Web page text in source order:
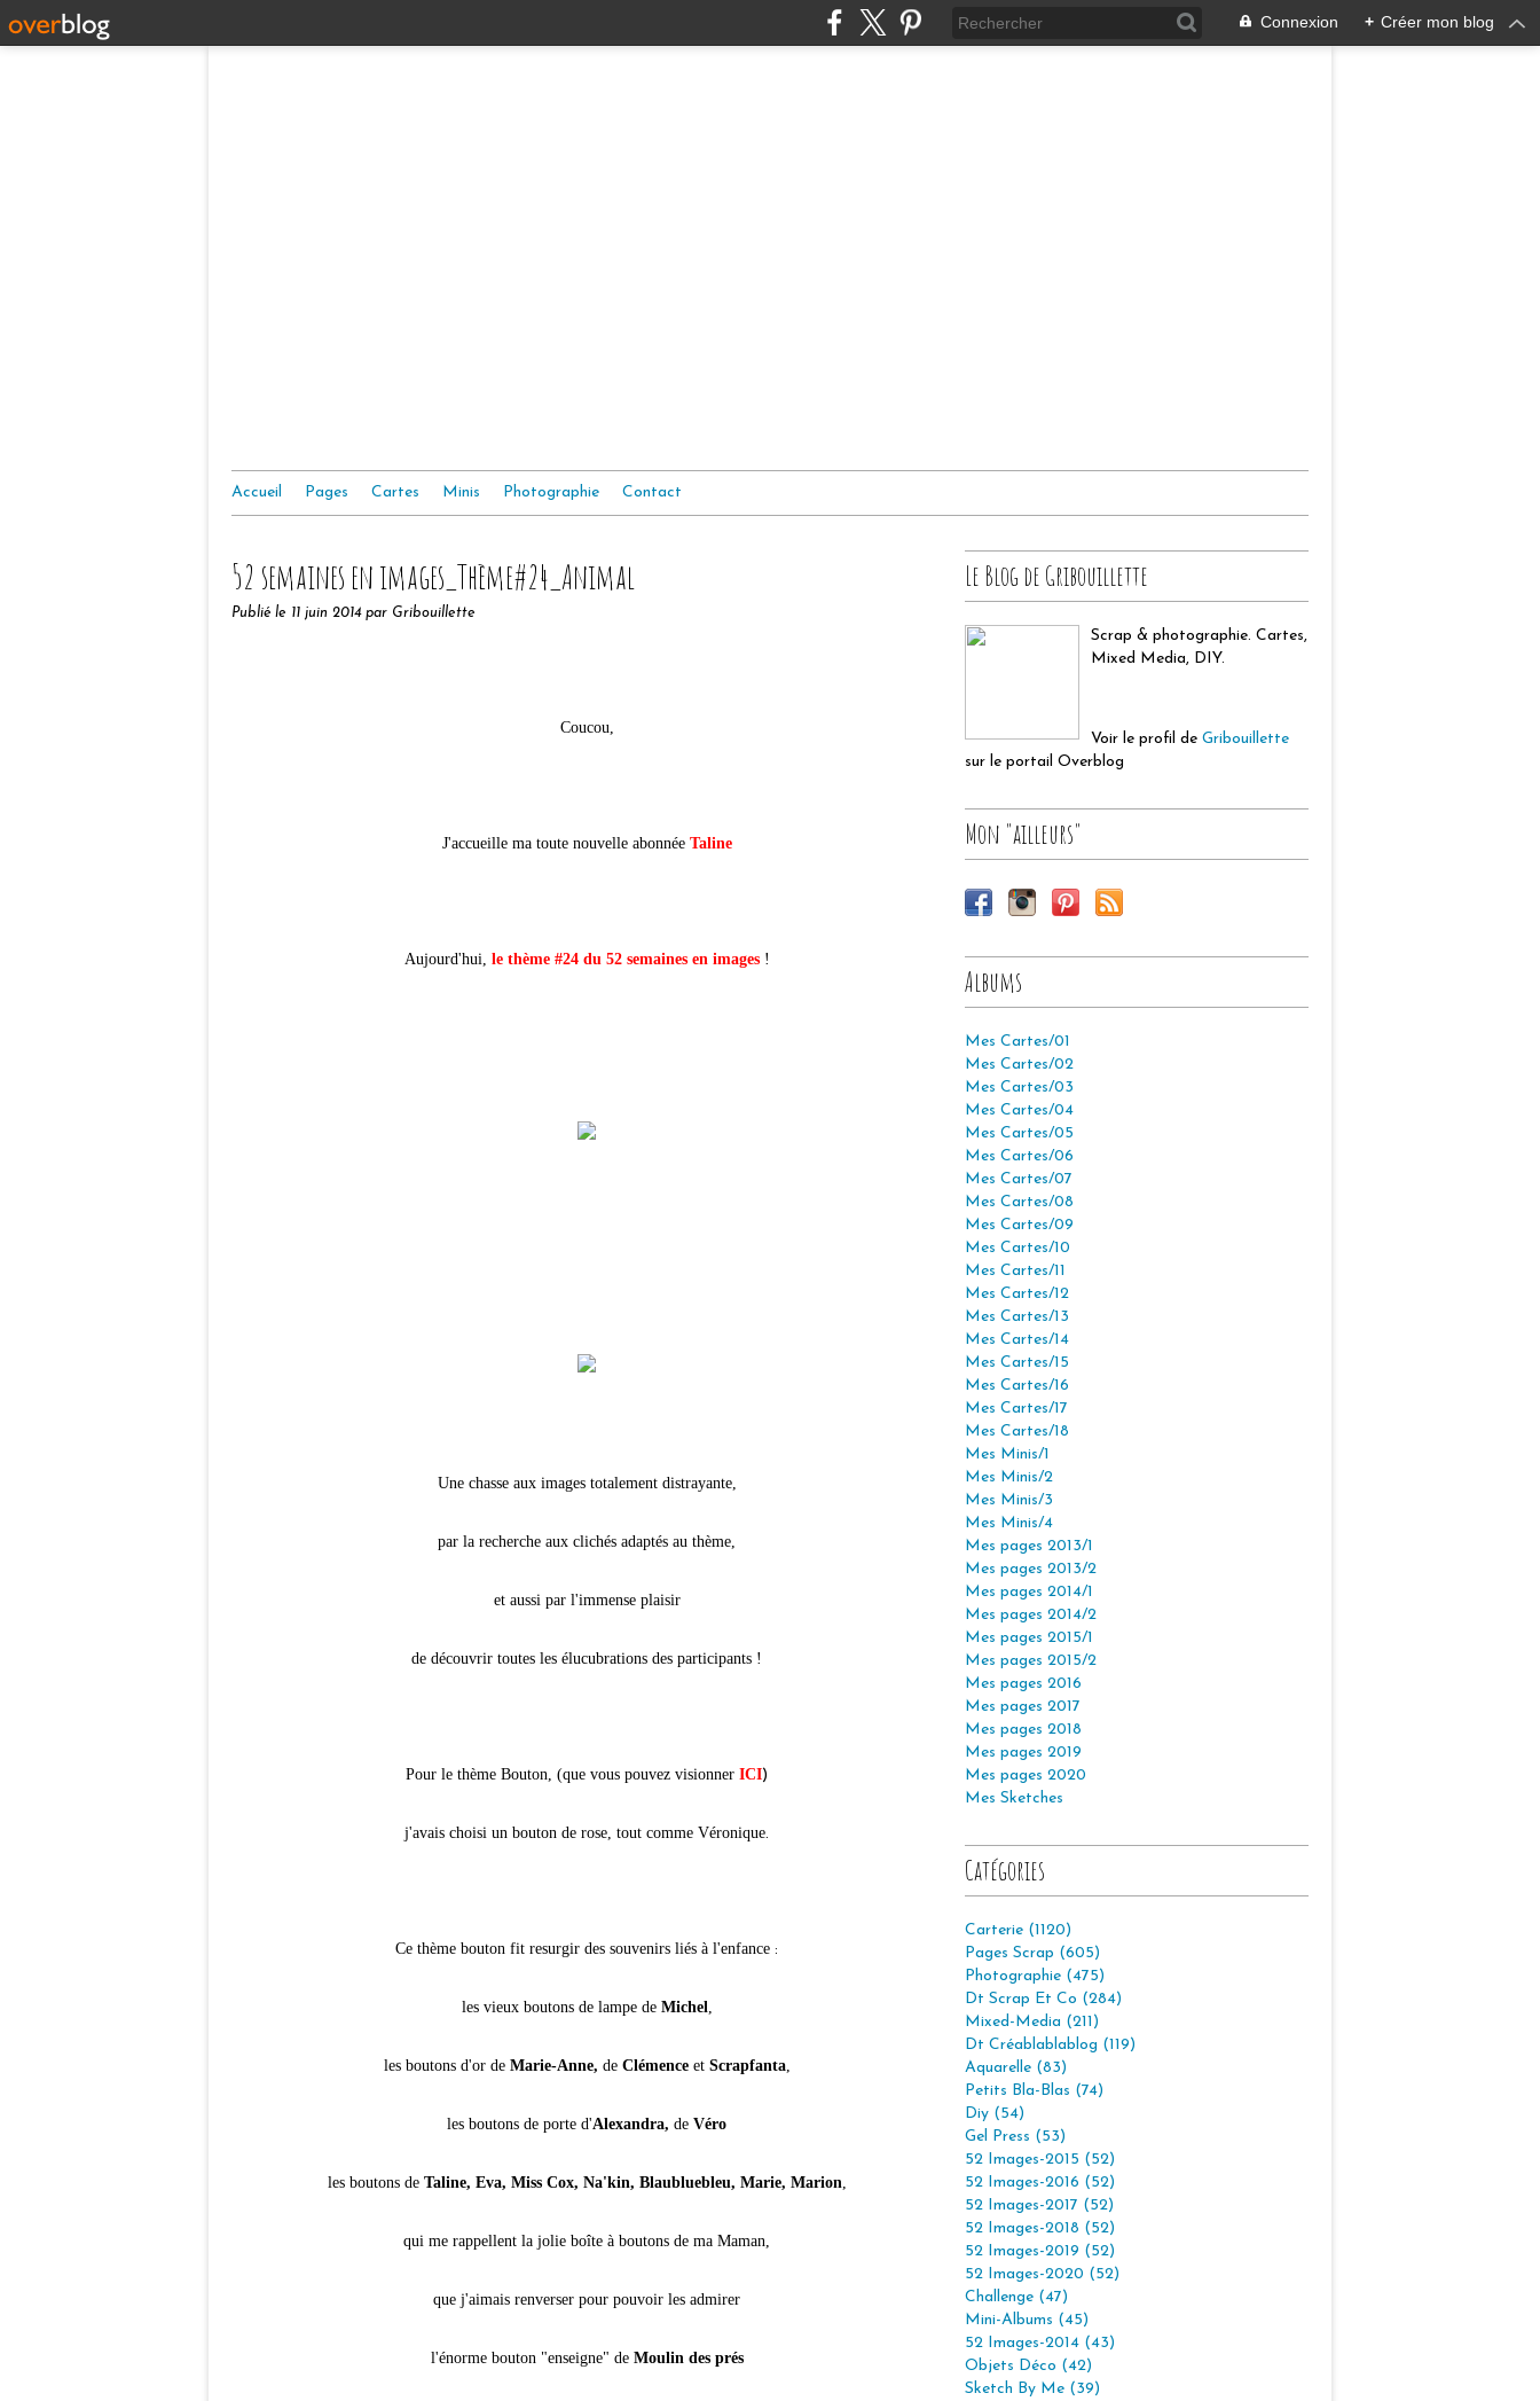
Connexion + Créer mon blog
Accueil Pages Cartes Minis Photographie Contact
52 semaines en images_Thème#24_Animal
Publié le 11 juin 2014 par Gribouillette
Coucou,
J'accueille ma toute nouvelle abonnée Taline
Aujourd'hui, le thème #24 du 52 semaines en images!
Une chasse aux images totalement distrayante,
par la recherche aux clichés adaptés au thème,
et aussi par l'immense plaisir
de découvrir toutes les élucubrations des participants !
Pour le thème Bouton, (que vous pouvez visionner ICI)
j'avais choisi un bouton de rose, tout comme Véronique.
Ce thème bouton fit resurgir des souvenirs liés à l'enfance :
les vieux boutons de lampe de Michel,
les boutons d'or de Marie-Anne, deClémence etScrapfanta,
les boutons de porte d'Alexandra, de Véro
les boutons de Taline, Eva, Miss Cox, Na'kin, Blaubluebleu, Marie, Marion,
qui me rappellent la jolie boîte à boutons de ma Maman,
que j'aimais renverser pour pouvoir les admirer
l'énorme bouton "enseigne" de Moulin des prés
Le Blog de Gribouillette
Scrap & photographie. Cartes,
Mixed Media, DIY.
Voir le profil de Gribouillette
sur le portail Overblog
Mon "ailleurs"
Albums
Mes Cartes/01
Mes Cartes/02
Mes Cartes/03
Mes Cartes/04
Mes Cartes/05
Mes Cartes/06
Mes Cartes/07
Mes Cartes/08
Mes Cartes/09
Mes Cartes/10
Mes Cartes/11
Mes Cartes/12
Mes Cartes/13
Mes Cartes/14
Mes Cartes/15
Mes Cartes/16
Mes Cartes/17
Mes Cartes/18
Mes Minis/1
Mes Minis/2
Mes Minis/3
Mes Minis/4
Mes pages 2013/1
Mes pages 2013/2
Mes pages 2014/1
Mes pages 2014/2
Mes pages 2015/1
Mes pages 2015/2
Mes pages 2016
Mes pages 2017
Mes pages 2018
Mes pages 2019
Mes pages 2020
Mes Sketches
Catégories
Carterie (1120)
Pages Scrap (605)
Photographie (475)
Dt Scrap Et Co (284)
Mixed-Media (211)
Dt Créablablablog (119)
Aquarelle (83)
Petits Bla-Blas (74)
Diy (54)
Gel Press (53)
52 Images-2015 (52)
52 Images-2016 (52)
52 Images-2017 (52)
52 Images-2018 (52)
52 Images-2019 (52)
52 Images-2020 (52)
Challenge (47)
Mini-Albums (45)
52 Images-2014 (43)
Objets Déco (42)
Sketch By Me (39)